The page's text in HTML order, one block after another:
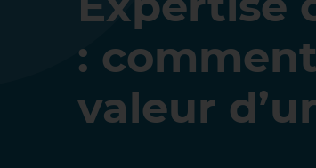
:
valeur